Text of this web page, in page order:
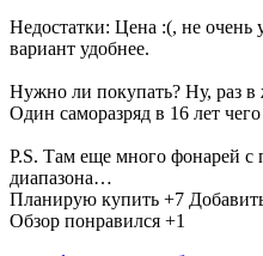
Недостатки: Цена :(, не очень
вариант удобнее.
Нужно ли покупать? Ну, раз
Один саморазряд в 16 лет
P.S. Там еще много фонарей с
диапазона…
Планирую купить +7
Обзор понравился +1